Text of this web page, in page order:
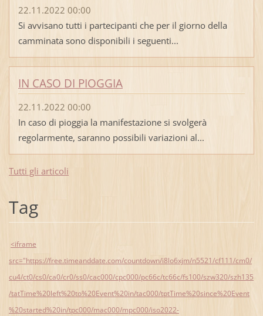
22.11.2022 00:00
Si avvisano tutti i partecipanti che per il giorno della
camminata sono disponibili i seguenti...
IN CASO DI PIOGGIA
22.11.2022 00:00
In caso di pioggia la manifestazione si svolgerà
regolarmente, saranno possibili variazioni al...
Tutti gli articoli
Tag
<iframe
src="https://free.timeanddate.com/countdown/i8lo6xjm/n5521/cf111/cm0/
cu4/ct0/cs0/ca0/cr0/ss0/cac000/cpc000/pc66c/tc66c/fs100/szw320/szh135
/tatTime%20left%20to%20Event%20in/tac000/tptTime%20since%20Event
%20started%20in/tpc000/mac000/mpc000/iso2022-